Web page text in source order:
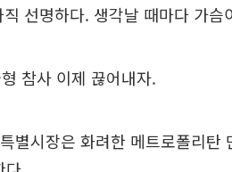
선명하다. 생각날 때마다 가슴
참사 이제 끊어내자.
별시장은 화려한 메트로폴리탄